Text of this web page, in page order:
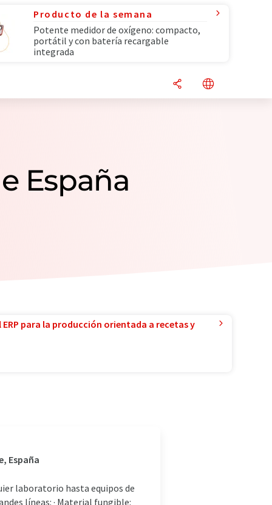
Producto de la semana
Potente medidor de oxígeno: compacto,
portátil y con batería recargable
integrada
España
para la producción orientada a recetas y
España
laboratorio hasta equipos de
líneas: · Material fungible: